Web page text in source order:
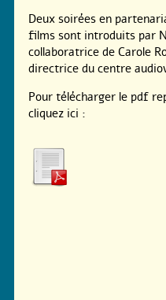
Deux soirées en
films sont introduits par
collaboratrice de Carole
directrice du centre
Pour télécharger le pdf
cliquez ici :